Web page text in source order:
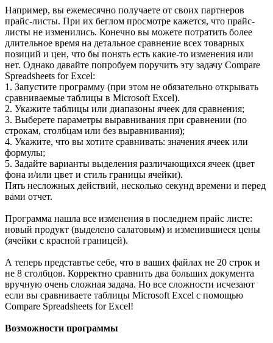
Например, вы ежемесячно получаете от своих партнеров
прайс-листы. При их беглом просмотре кажется, что прайс-
листы не изменились. Конечно вы можете потратить более
длительное время на детальное сравнение всех товарных
позиций и цен, что бы понять есть какие-то изменения или
нет. Однако давайте попробуем поручить эту задачу Compare
Spreadsheets for Excel:
1. Запустите программу (при этом не обязательно открывать
сравниваемые таблицы в Microsoft Excel).
2. Укажите таблицы или диапазоны ячеек для сравнения;
3. Выберете параметры выравнивания при сравнении (по
строкам, столбцам или без выравнивания);
4. Укажите, что вы хотите сравнивать: значения ячеек или
формулы;
5. Задайте варианты выделения различающихся ячеек (цвет
фона и/или цвет и стиль границы ячейки).
Пять несложных действий, несколько секунд времени и перед
вами отчет.
Программа нашла все изменения в последнем прайс листе:
новый продукт (выделено салатовым) и изменившиеся цены
(ячейки с красной границей).
А теперь представтье себе, что в ваших файлах не 20 строк и
не 8 столбцов. Корректно сравнить два больших документа
вручную очень сложная задача. Но все сложности исчезают
если вы сравниваете таблицы Microsoft Excel с помощью
Compare Spreadsheets for Excel!
Возможности программы